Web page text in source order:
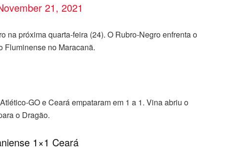
21, 2021
na próxima quarta-feira (24). O Rubro-Negro enfrenta o
Fluminense no Maracanã.
GO e Ceará empataram em 1 a 1. Vina abriu o
o Dragão.
1×1 Ceará